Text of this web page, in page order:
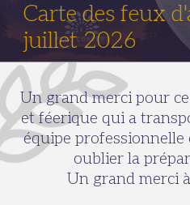
Carte des feux
juillet 2026
Un grand merci pour
et féerique qui a
équipe
oublier la
Un grand merci